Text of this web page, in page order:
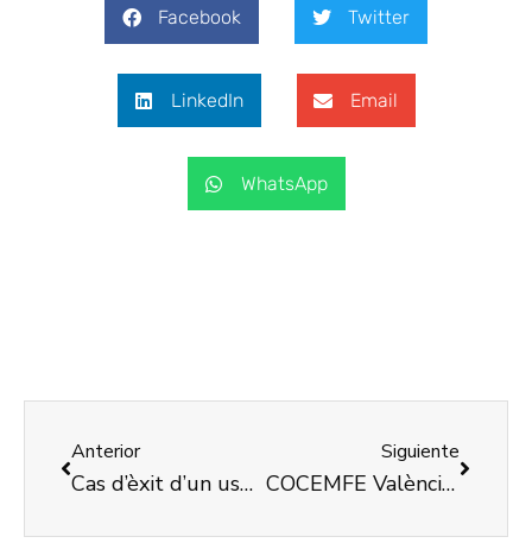
Facebook Twitter
LinkedIn Email
WhatsApp
Anterior
Cas d’èxit d’un usuari de la nostra bossa d’ocupació gràcies al programa INCORPORA
Siguiente
COCEMFE València sensibilitza sobre l’accessibilitat en el mercat de Rojas Clemente